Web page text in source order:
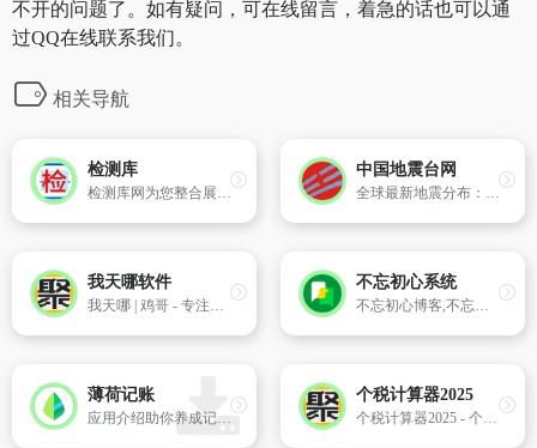
不开的问题了。如有疑问，可在线留言，着急的话也可以通
过QQ在线联系我们。
相关导航
检测库
检测库网为您整合展示了全国各地权威的第三方检测机构、司法鉴定机构信息，涵盖空气甲醛、水质、食品、油烟卫生等第三方检测机构及亲子鉴定、笔迹鉴定、伤残鉴定等司法鉴定机构。各机构名称、地址、电话及资质信息一目了然。
中国地震台网
全球最新地震分布：实时更新全球各地的地震信息，提供最新的地震分布图。
我天哪软件
我天哪 | 鸡哥 - 专注于免费资源分享
不忘初心系统
不忘初心博客,不忘初心系统博客,不忘初心精简版,不忘初心系统官网,不忘初心精简版系统
薄荷记账
应用介绍助你养成记账好习惯想记账，却总也坚持不下来？记着记着账目就乱了？每天记着账目，可是总是月光，索性放[…]
个税计算器2025
个税计算器2025 - 个人所得税计算器2025 - 个人所得税